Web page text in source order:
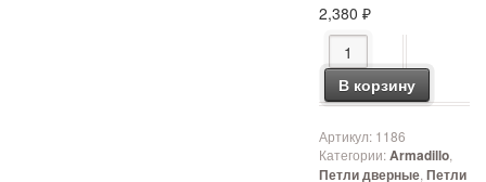
2,380₽
Количество товара
В корзину
Артикул: 1186
Категории:Armadillo,
Петли дверные,Петли